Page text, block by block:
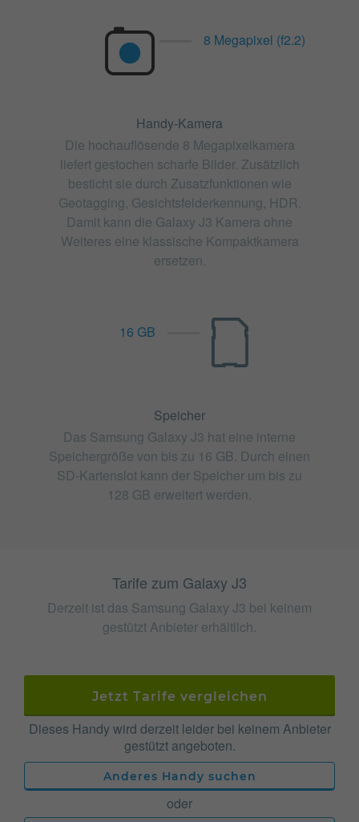
8 Megapixel (f2.2)
Handy-Kamera
Die hochauflösende 8 Megapixelkamera
liefert gestochen scharfe Bilder. Zusätzlich
besticht sie durch Zusatzfunktionen wie
Geotagging, Gesichtsfelderkennung, HDR.
Damit kann die Galaxy J3 Kamera ohne
Weiteres eine klassische Kompaktkamera
ersetzen.
16 GB
Speicher
Das Samsung Galaxy J3 hat eine interne
Speichergröße von bis zu 16 GB. Durch einen
SD-Kartenslot kann der Speicher um bis zu
128 GB erweitert werden.
Tarife zum Galaxy J3
Derzeit ist das Samsung Galaxy J3 bei keinem
gestützt Anbieter erhältlich.
Jetzt Tarife vergleichen
Dieses Handy wird derzeit leider bei keinem Anbieter
gestützt angeboten.
Anderes Handy suchen
oder